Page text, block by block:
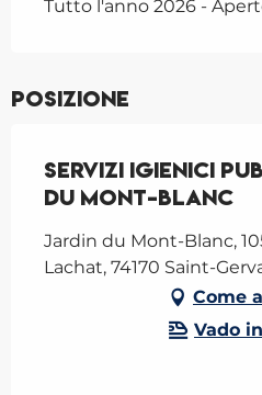
Tutto l'anno 2026 -
Posizione
Servizi igienici
du Mont-Blanc
Jardin du Mont-Blanc,
Lachat, 74170 Saint-
Come
Vado